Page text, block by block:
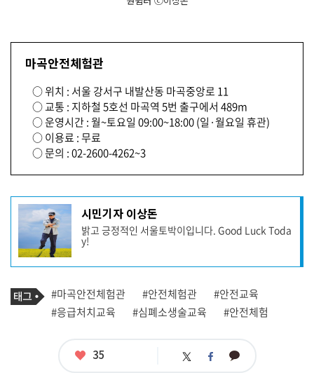
마곡안전체험관
○ 위치 : 서울 강서구 내발산동 마곡중앙로 11
○ 교통 : 지하철 5호선 마곡역 5번 출구에서 489m
○ 운영시간 : 월~토요일 09:00~18:00 (일·월요일 휴관)
○ 이용료 : 무료
○ 문의 : 02-2600-4262~3
기
사
작
성
자
프
필
시민기자 이상돈
밝고 긍정적인 서울토박이입니다. Good Luck Toda
y!
기
사
관
련
태
그
#마곡안전체험관 #안전체험관
#안전교육
#응급처치교육
#심폐소생술교육 #안전체험
좋
35 트 페 카